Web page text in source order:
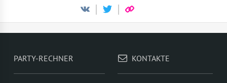
PARTY-RECHNER KONTAKTE